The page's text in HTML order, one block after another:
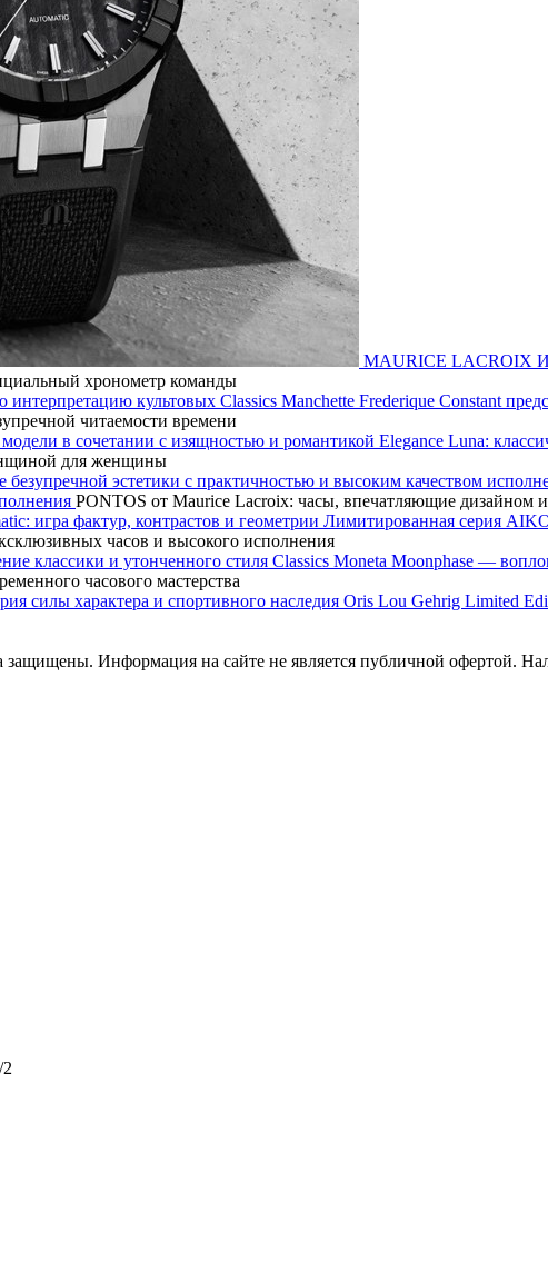
MAURICE
хронометр команды
Frederique Constant
читаемости времени
Elegance Luna:
для женщины
PONTOS от Maurice Lacroix: часы, впечатляющие дизайном
Лимитированная серия
часов и высокого исполнения
Classics Moneta Moonphase —
часового мастерства
Oris Lou Gehrig Limited
Информация на сайте не является публичной офертой.